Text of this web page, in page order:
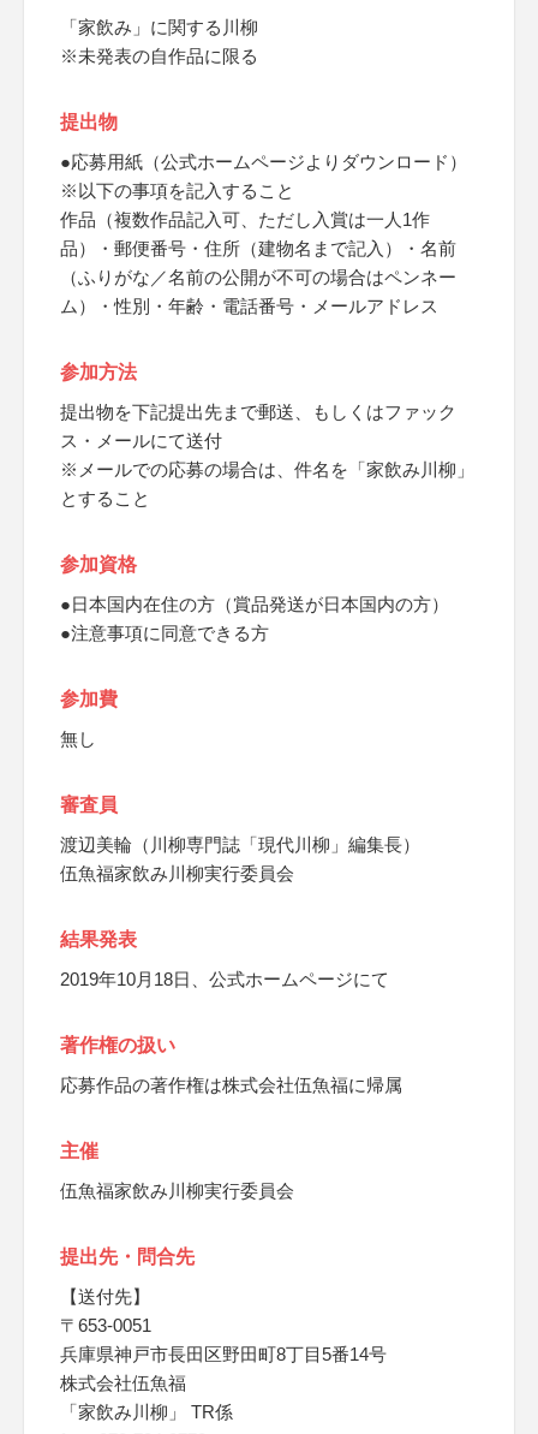
「家飲み」に関する川柳
※未発表の自作品に限る
提出物
●応募用紙（公式ホームページよりダウンロード）
※以下の事項を記入すること
作品（複数作品記入可、ただし入賞は一人1作
品）・郵便番号・住所（建物名まで記入）・名前
（ふりがな／名前の公開が不可の場合はペンネー
ム）・性別・年齢・電話番号・メールアドレス
参加方法
提出物を下記提出先まで郵送、もしくはファック
ス・メールにて送付
※メールでの応募の場合は、件名を「家飲み川柳」
とすること
参加資格
●日本国内在住の方（賞品発送が日本国内の方）
●注意事項に同意できる方
参加費
無し
審査員
渡辺美輪（川柳専門誌「現代川柳」編集長）
伍魚福家飲み川柳実行委員会
結果発表
2019年10月18日、公式ホームページにて
著作権の扱い
応募作品の著作権は株式会社伍魚福に帰属
主催
伍魚福家飲み川柳実行委員会
提出先・問合先
【送付先】
〒653-0051
兵庫県神戸市長田区野田町8丁目5番14号
株式会社伍魚福
「家飲み川柳」 TR係